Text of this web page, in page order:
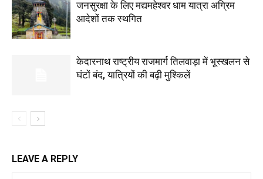
जनसुरक्षा के लिए मद्यमहेश्वर धाम यात्रा अग्रिम
आदेशों तक स्थगित
केदारनाथ राष्ट्रीय राजमार्ग तिलवाड़ा में भूस्खलन से
घंटों बंद, यात्रियों की बढ़ी मुश्किलें
LEAVE A REPLY